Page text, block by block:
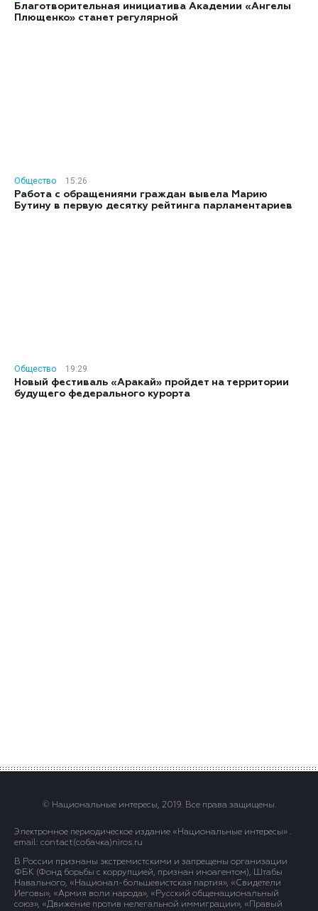
Благотворительная инициатива Академии «Ангелы
Плющенко» станет регулярной
Общество
15:26
Работа с обращениями граждан вывела Марию
Бутину в первую десятку рейтинга парламентариев
Общество
19:29
Новый фестиваль «Аракай» пройдет на территории
будущего федерального курорта
© Национальные интересы, 2019. Все права защищены.
Электронное периодическое издание «Национальные интересы» .
email: contact(сoбaчка)niros.ru
В России признаны экстремистскими и запрещены организации
ФБК (Фонд борьбы с коррупцией, признан иноагентом), Штабы
Навального, «Национал-большевистская партия», «Свидетели
Иеговы», «Армия воли народа», «Русский общенациональный
союз», «Движение против нелегальной иммиграции», «Правый